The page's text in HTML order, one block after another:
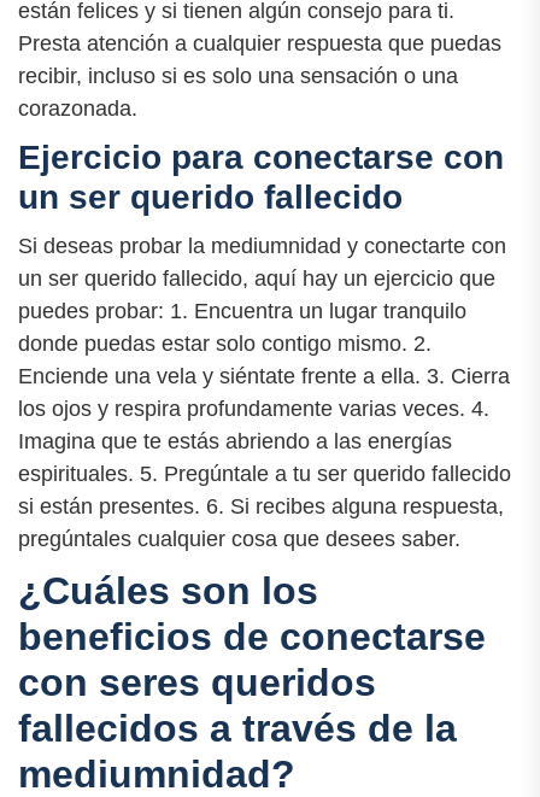
están felices y si tienen algún consejo para ti.
Presta atención a cualquier respuesta que puedas
recibir, incluso si es solo una sensación o una
corazonada.
Ejercicio para conectarse con
un ser querido fallecido
Si deseas probar la mediumnidad y conectarte con
un ser querido fallecido, aquí hay un ejercicio que
puedes probar: 1. Encuentra un lugar tranquilo
donde puedas estar solo contigo mismo. 2.
Enciende una vela y siéntate frente a ella. 3. Cierra
los ojos y respira profundamente varias veces. 4.
Imagina que te estás abriendo a las energías
espirituales. 5. Pregúntale a tu ser querido fallecido
si están presentes. 6. Si recibes alguna respuesta,
pregúntales cualquier cosa que desees saber.
¿Cuáles son los
beneficios de conectarse
con seres queridos
fallecidos a través de la
mediumnidad?